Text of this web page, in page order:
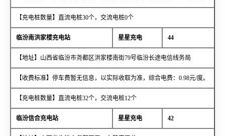
【充电桩数量】直流电桩30个，交流电桩0个
临汾南洪家楼充电站 星星充电 44
【地址】山西省临汾市尧都区洪家楼南街79号临汾长途电信线务局
【收费标准】停车费暂无信息，以实际收取为准，综合电费：0.98元/度。
【充电桩数量】直流电桩32个，交流电桩12个
临汾信合充电站 星星充电 42